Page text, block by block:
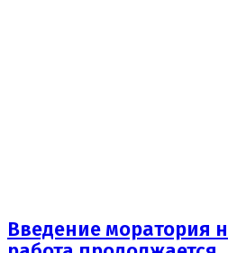
Введение моратория